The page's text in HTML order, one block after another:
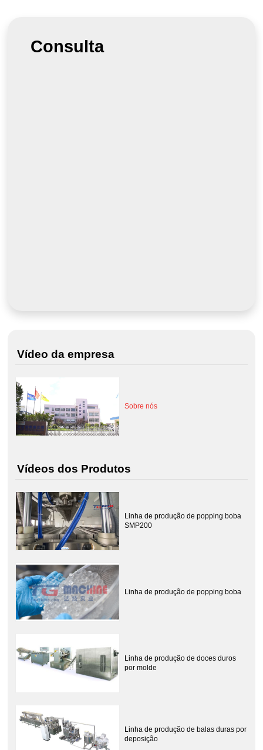
Consulta
Vídeo da empresa
Sobre nós
Vídeos dos Produtos
Linha de produção de popping boba
SMP200
Linha de produção de popping boba
Linha de produção de doces duros
por molde
Linha de produção de balas duras por
deposição